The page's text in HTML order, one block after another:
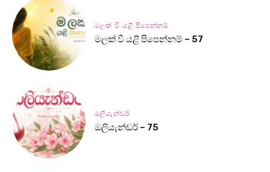
මලක් වී යළි පිපෙන්නම්
මලක් වී යළි පිපෙන්නම් – 57
ඔලියැන්ඩර්
ඔලියැන්ඩර් – 75